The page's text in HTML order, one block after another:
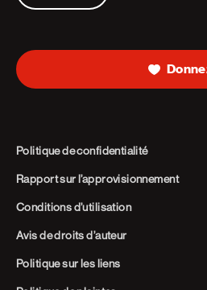
Politique de confidentialité
Rapport sur l’approvisionnement
Conditions d’utilisation
Avis de droits d’auteur
Politique sur les liens